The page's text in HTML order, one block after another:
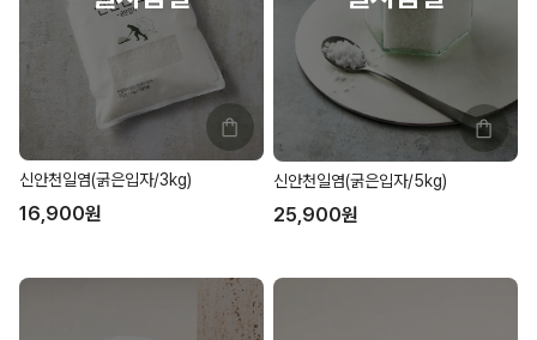
신안천일염(굵은입자/3kg)
16,900원
신안천일염(굵은입자/5kg)
25,900원